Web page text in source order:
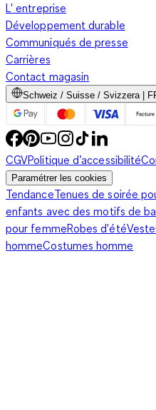
L' entreprise
Développement durable
Communiqués de presse
Carrières
Contact magasin
Schweiz / Suisse / Svizzera |
CGVPolitique d’accessibilité
Paramétrer les cookies
TendanceTenues de soirée
enfants avec des motifs de
pour femmeRobes d'été
hommeCostumes homme